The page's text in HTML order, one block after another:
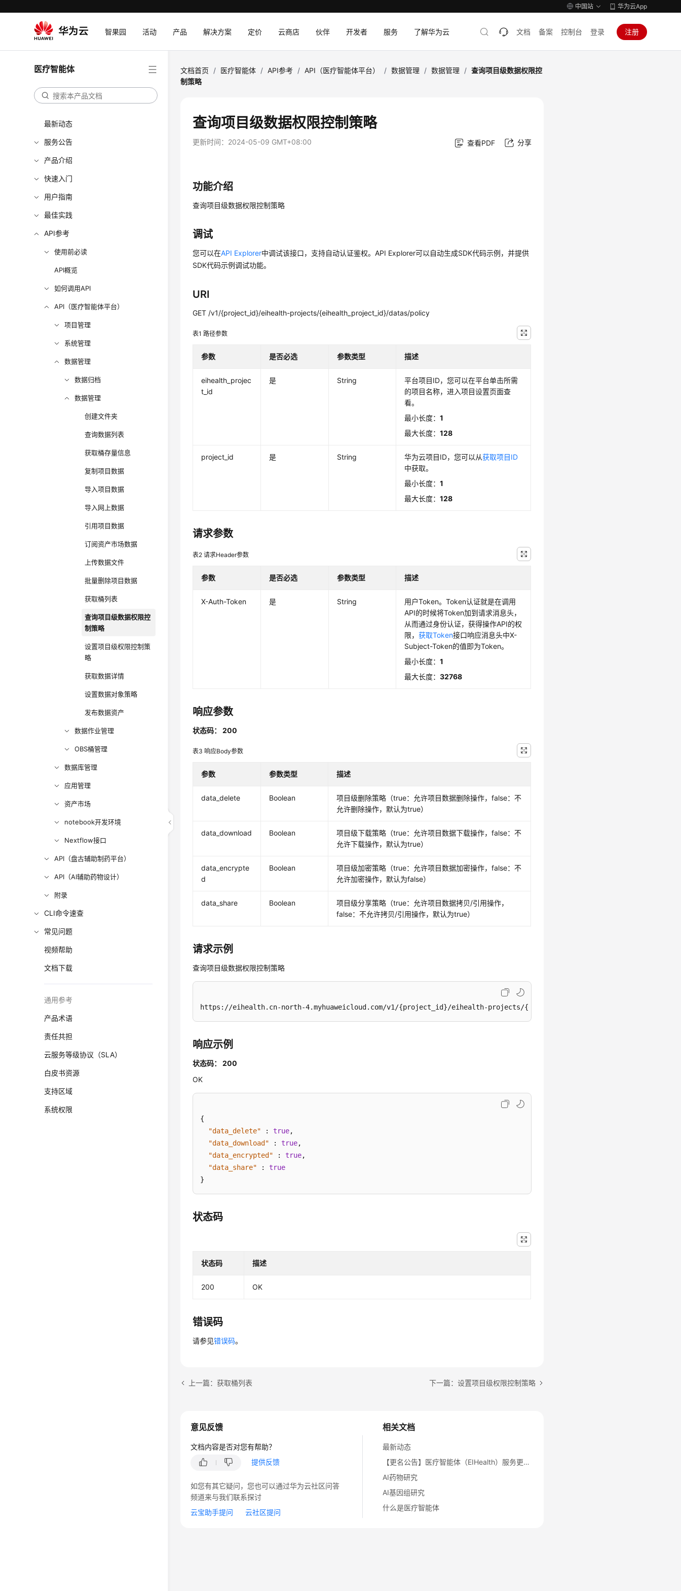
中国站 华为云App
智果园 活动 产品 解决方案 定价 云商店 伙伴 开发者 服务 了解华为云 文档 备案 控制台 登录 注册
医疗智能体
最新动态
服务公告
产品介绍
快速入门
用户指南
最佳实践
API参考
使用前必读
API概览
如何调用API
API（医疗智能体平台）
项目管理
系统管理
数据管理
数据归档
数据管理
创建文件夹
查询数据列表
获取桶存量信息
复制项目数据
导入项目数据
导入网上数据
引用项目数据
订阅资产市场数据
上传数据文件
批量删除项目数据
获取桶列表
查询项目级数据权限控
制策略
设置项目级权限控制策
略
获取数据详情
设置数据对象策略
发布数据资产
数据作业管理
OBS桶管理
数据库管理
应用管理
资产市场
notebook开发环境
Nextflow接口
API（盘古辅助制药平台）
API（AI辅助药物设计）
附录
CLI命令速查
常见问题
视频帮助
文档下载
通用参考
产品术语
责任共担
云服务等级协议（SLA）
白皮书资源
支持区域
系统权限
文档首页 / 医疗智能体 / API参考 / API（医疗智能体平台） / 数据管理 / 数据管理 / 查询项目级数据权限控
制策略
查询项目级数据权限控制策略
更新时间： 2024-05-09 GMT+08:00 查看PDF 分享
功能介绍
查询项目级数据权限控制策略
调试
您可以在API Explorer中调试该接口，支持自动认证鉴权。API Explorer可以自动生成SDK代码示例，并提供
SDK代码示例调试功能。
URI
GET /v1/{project_id}/eihealth-projects/{eihealth_project_id}/datas/policy
表1路径参数
参数 是否必选 参数类型 描述
eihealth_projec
t_id
是 String
平台项目ID，您可以在平台单击所需
的项目名称，进入项目设置页面查
看。
最小长度：1
最大长度：128
project_id 是 String 华为云项目ID，您可以从获取项目ID
中获取。
最小长度：1
最大长度：128
请求参数
表2请求Header参数
参数 是否必选 参数类型 描述
X-Auth-Token 是 String
用户Token。Token认证就是在调用
API的时候将Token加到请求消息头，
从而通过身份认证，获得操作API的权
限，获取Token接口响应消息头中X-
Subject-Token的值即为Token。
最小长度：1
最大长度：32768
响应参数
状态码： 200
表3响应Body参数
参数 参数类型 描述
data_delete Boolean
项目级删除策略（true：允许项目数据删除操作，false：不
允许删除操作，默认为true）
data_download Boolean
项目级下载策略（true：允许项目数据下载操作，false：不
允许下载操作，默认为true）
data_encrypte
d
Boolean
项目级加密策略（true：允许项目数据加密操作，false：不
允许加密操作，默认为false）
data_share Boolean
项目级分享策略（true：允许项目数据拷贝/引用操作，
false：不允许拷贝/引用操作，默认为true）
请求示例
查询项目级数据权限控制策略
https://eihealth.cn-north-4.myhuaweicloud.com/v1/{project_id}/eihealth-projects/{eihealth_project_id}/datas/policy
响应示例
状态码： 200
OK
{
"data_delete"
: true,
"data_download"
: true,
"data_encrypted"
: true,
"data_share"
:
true
}
状态码
状态码 描述
200 OK
错误码
请参见错误码。
上一篇：获取桶列表 下一篇：设置项目级权限控制策略
相关文档
最新动态
【更名公告】医疗智能体（EIHealth）服务更名公告
AI药物研究
AI基因组研究
什么是医疗智能体
意见反馈
文档内容是否对您有帮助？
提供反馈
如您有其它疑问，您也可以通过华为云社区问答
频道来与我们联系探讨
云宝助手提问
云社区提问